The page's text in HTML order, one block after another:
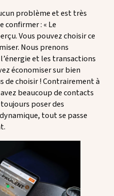
problème et est très
confirmer : « Le
Vous pouvez choisir ce
Nous prenons
et les transactions
économiser sur bien
de choisir ! Contrairement à
beaucoup de contacts
poser des
tout se passe